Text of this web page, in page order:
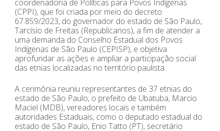
coordenadoria de Políticas para Povos Indígenas
(CPPI), que foi criada por meio do decreto
67.859/2023, do governador do estado de São Paulo,
Tarcísio de Freitas (Republicanos), a fim de atender a
uma demanda do Conselho Estadual dos Povos
Indígenas de São Paulo (CEPISP), e objetiva
aprofundar as ações e ampliar a participação social
das etnias localizadas no território paulista.
A cerimônia reuniu representantes de 37 etnias do
estado de São Paulo, o prefeito de Ubatuba, Marcio
Maciel (MDB), vereadores locais e também
autoridades Estaduais, como o deputado estadual do
estado de São Paulo, Enio Tatto (PT), secretário